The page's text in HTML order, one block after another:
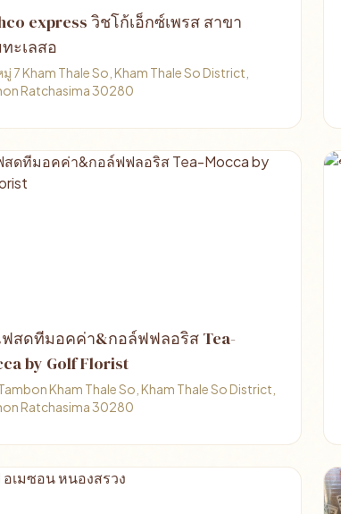
express วิชโก้เอ็กซ์เพรส สาขา
ะเลสอ
มู่ 7 Kham Thale So, Kham Thale So District,
Ratchasima 30280
สดทีมอคค่า&กอล์ฟฟลอริส Tea-
by Golf Florist
Kham Thale So, Kham Thale So District,
Ratchasima 30280